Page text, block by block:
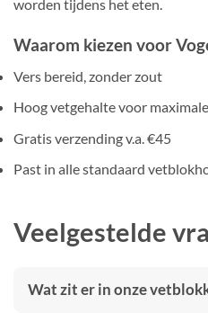
worden tijdens het eten.
Waarom kiezen voor
Vers bereid, zonder zout
Hoog vetgehalte voor
Gratis verzending v.a. €45
Past in alle standaard
Veelgestelde
Wat zit er in onze